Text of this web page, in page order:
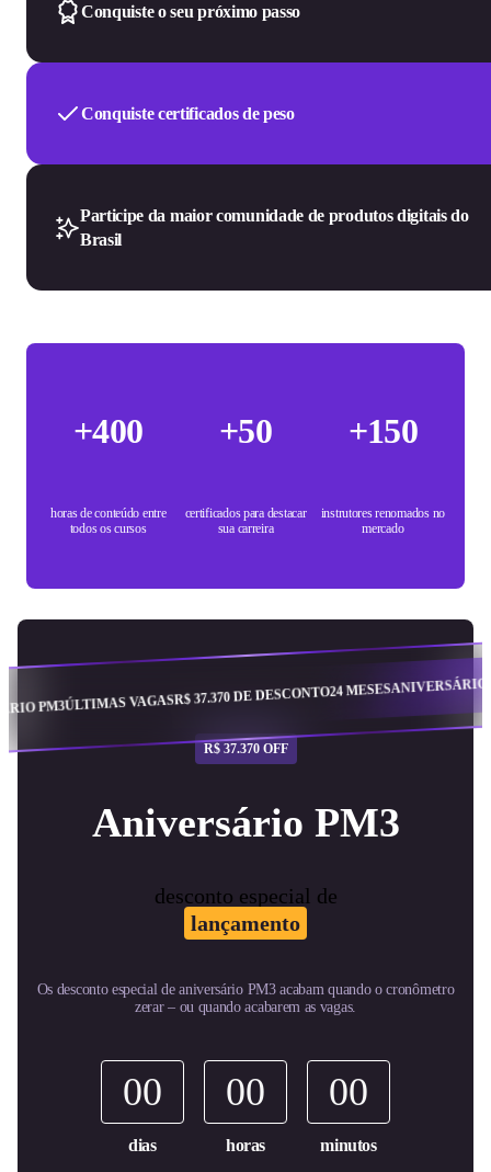
Conquiste o seu próximo passo
Conquiste certificados de peso
Participe da maior comunidade de produtos digitais do
Brasil
+400
horas de conteúdo entre
todos os cursos
+50
certificados para destacar
sua carreira
+150
instrutores renomados no
mercado
VAGASR$ 37.370 DE DESCONTO24 MESESANIVERSÁRIO PM3
R$ 37.370 OFF
Aniversário PM3
desconto especial de
lançamento
Os desconto especial de aniversário PM3 acabam quando o cronômetro
zerar – ou quando acabarem as vagas.
00
dias
00
horas
00
minutos